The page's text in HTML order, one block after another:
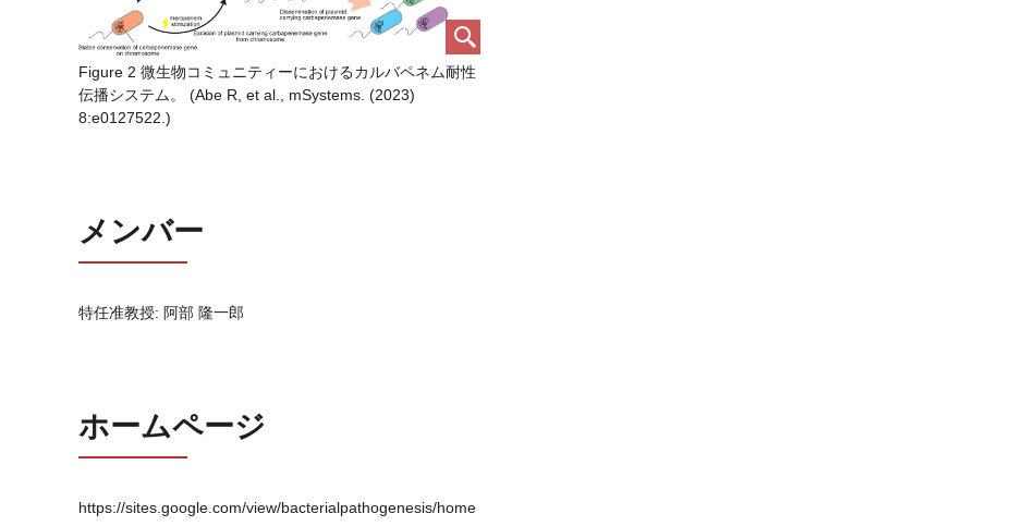
Figure 2 微生物コミュニティーにおけるカルバペネム耐性
伝播システム。 (Abe R, et al., mSystems. (2023)
8:e0127522.)
メンバー
特任准教授: 阿部 隆一郎
ホームページ
https://sites.google.com/view/bacterialpathogenesis/home